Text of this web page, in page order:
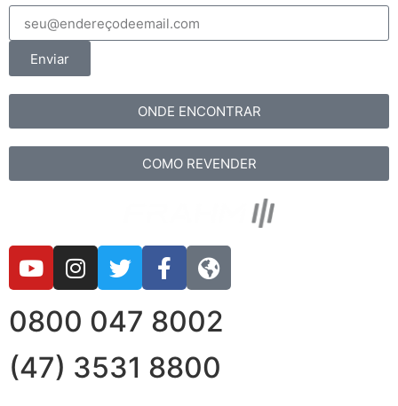
Enviar
ONDE ENCONTRAR
COMO REVENDER
0800 047 8002
(47) 3531 8800